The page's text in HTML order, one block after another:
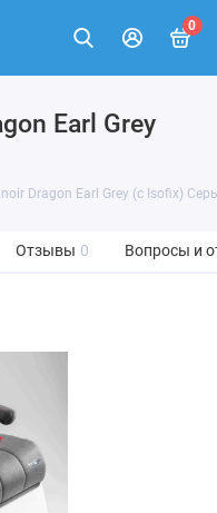
0
Earl Grey
Dragon Earl Grey (с Isofix)
Отзывы 0 Вопросы и